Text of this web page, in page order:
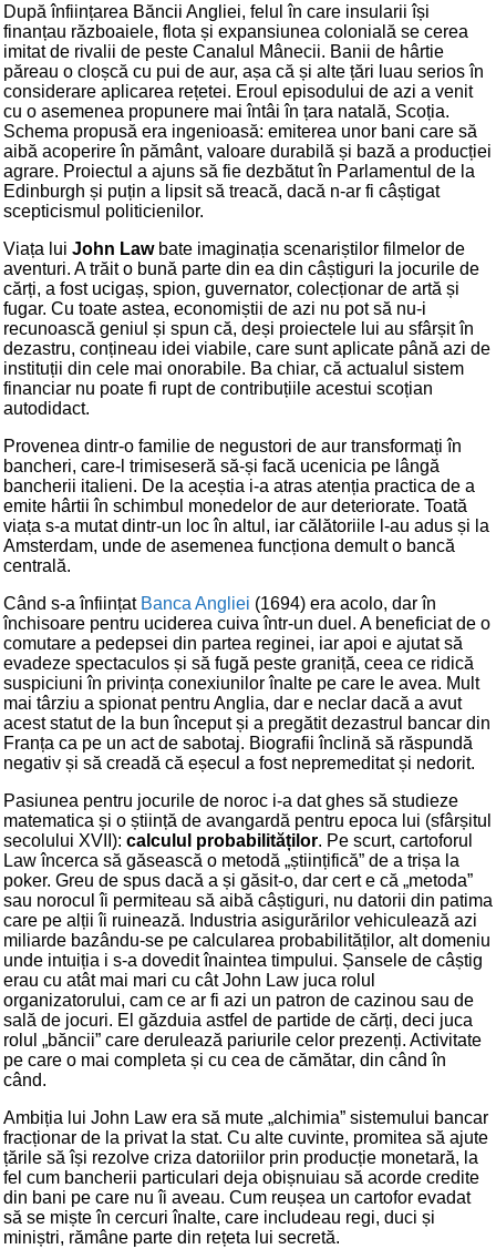
După înființarea Băncii Angliei, felul în care insularii își
finanțau războaiele, flota și expansiunea colonială se cerea
imitat de rivalii de peste Canalul Mânecii. Banii de hârtie
păreau o cloșcă cu pui de aur, așa că și alte țări luau serios în
considerare aplicarea rețetei. Eroul episodului de azi a venit
cu o asemenea propunere mai întâi în țara natală, Scoția.
Schema propusă era ingenioasă: emiterea unor bani care să
aibă acoperire în pământ, valoare durabilă și bază a producției
agrare. Proiectul a ajuns să fie dezbătut în Parlamentul de la
Edinburgh și puțin a lipsit să treacă, dacă n-ar fi câștigat
scepticismul politicienilor.
Viața lui John Lawbate imaginația scenariștilor filmelor de
aventuri. A trăit o bună parte din ea din câștiguri la jocurile de
cărți, a fost ucigaș, spion, guvernator, colecționar de artă și
fugar. Cu toate astea, economiștii de azi nu pot să nu-i
recunoască geniul și spun că, deși proiectele lui au sfârșit în
dezastru, conțineau idei viabile, care sunt aplicate până azi de
instituții din cele mai onorabile. Ba chiar, că actualul sistem
financiar nu poate fi rupt de contribuțiile acestui scoțian
autodidact.
Provenea dintr-o familie de negustori de aur transformați în
bancheri, care-l trimiseseră să-și facă ucenicia pe lângă
bancherii italieni. De la aceștia i-a atras atenția practica de a
emite hârtii în schimbul monedelor de aur deteriorate. Toată
viața s-a mutat dintr-un loc în altul, iar călătoriile l-au adus și la
Amsterdam, unde de asemenea funcționa demult o bancă
centrală.
Când s-a înființat Banca Angliei (1694) era acolo, dar în
închisoare pentru uciderea cuiva într-un duel. A beneficiat de o
comutare a pedepsei din partea reginei, iar apoi e ajutat să
evadeze spectaculos și să fugă peste graniță, ceea ce ridică
suspiciuni în privința conexiunilor înalte pe care le avea. Mult
mai târziu a spionat pentru Anglia, dar e neclar dacă a avut
acest statut de la bun început și a pregătit dezastrul bancar din
Franța ca pe un act de sabotaj. Biografii înclină să răspundă
negativ și să creadă că eșecul a fost nepremeditat și nedorit.
Pasiunea pentru jocurile de noroc i-a dat ghes să studieze
matematica și o știință de avangardă pentru epoca lui (sfârșitul
secolului XVII): calculul probabilităților. Pe scurt, cartoforul
Law încerca să găsească o metodă „științifică” de a trișa la
poker. Greu de spus dacă a și găsit-o, dar cert e că „metoda”
sau norocul îi permiteau să aibă câștiguri, nu datorii din patima
care pe alții îi ruinează. Industria asigurărilor vehiculează azi
miliarde bazându-se pe calcularea probabilităților, alt domeniu
unde intuiția i s-a dovedit înaintea timpului. Șansele de câștig
erau cu atât mai mari cu cât John Law juca rolul
organizatorului, cam ce ar fi azi un patron de cazinou sau de
sală de jocuri. El găzduia astfel de partide de cărți, deci juca
rolul „băncii” care derulează pariurile celor prezenți. Activitate
pe care o mai completa și cu cea de cămătar, din când în
când.
Ambiția lui John Law era să mute „alchimia” sistemului bancar
fracționar de la privat la stat. Cu alte cuvinte, promitea să ajute
țările să își rezolve criza datoriilor prin producție monetară, la
fel cum bancherii particulari deja obișnuiau să acorde credite
din bani pe care nu îi aveau. Cum reușea un cartofor evadat
să se miște în cercuri înalte, care includeau regi, duci și
miniștri, rămâne parte din rețeta lui secretă.